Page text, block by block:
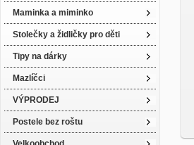
Maminka a miminko
Stolečky a židličky pro děti
Tipy na dárky
Mazlíčci
VÝPRODEJ
Postele bez roštu